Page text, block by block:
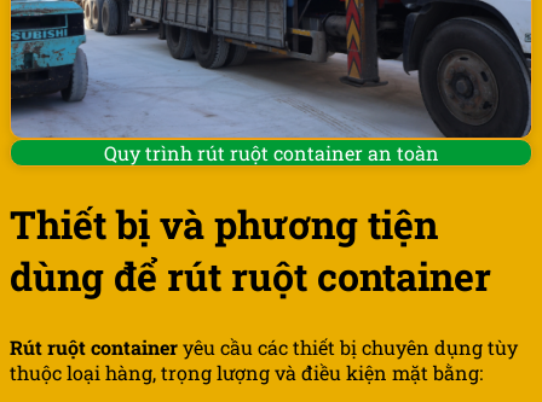
Quy trình rút ruột container an toàn
Thiết bị và phương tiện
dùng để rút ruột container
Rút ruột containeryêu cầu các thiết bị chuyên dụng tùy
thuộc loại hàng, trọng lượng và điều kiện mặt bằng: